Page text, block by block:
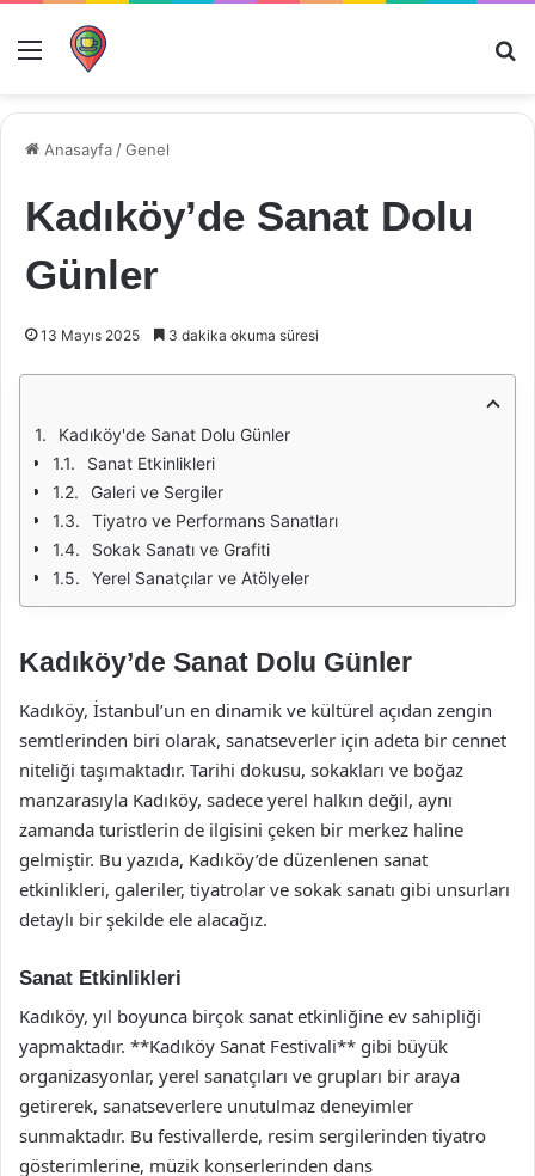
Menü
Anasayfa /Genel
Kadıköy’de Sanat Dolu
Günler
13 Mayıs 2025 3 dakika okuma süresi
Kadıköy'de Sanat Dolu Günler
Sanat Etkinlikleri
Galeri ve Sergiler
Tiyatro ve Performans Sanatları
Sokak Sanatı ve Grafiti
Yerel Sanatçılar ve Atölyeler
Kadıköy’de Sanat Dolu Günler
Kadıköy, İstanbul’un en dinamik ve kültürel açıdan zengin
semtlerinden biri olarak, sanatseverler için adeta bir cennet
niteliği taşımaktadır. Tarihi dokusu, sokakları ve boğaz
manzarasıyla Kadıköy, sadece yerel halkın değil, aynı
zamanda turistlerin de ilgisini çeken bir merkez haline
gelmiştir. Bu yazıda, Kadıköy’de düzenlenen sanat
etkinlikleri, galeriler, tiyatrolar ve sokak sanatı gibi unsurları
detaylı bir şekilde ele alacağız.
Sanat Etkinlikleri
Kadıköy, yıl boyunca birçok sanat etkinliğine ev sahipliği
yapmaktadır. **Kadıköy Sanat Festivali** gibi büyük
organizasyonlar, yerel sanatçıları ve grupları bir araya
getirerek, sanatseverlere unutulmaz deneyimler
sunmaktadır. Bu festivallerde, resim sergilerinden tiyatro
gösterimlerine, müzik konserlerinden dans